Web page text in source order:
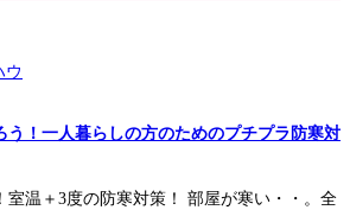
ウ
う！一人暮らしの方のためのプチプラ防寒対
室温＋3度の防寒対策！ 部屋が寒い・・。全